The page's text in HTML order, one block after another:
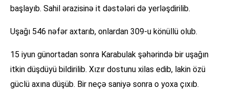
başlayıb. Sahil ərazisinə it dəstələri də yerləşdirilib.
Uşağı 546 nəfər axtarıb, onlardan 309-u könüllü olub.
15 iyun günortadan sonra Karabulak şəhərində bir uşağın
itkin düşdüyü bildirilib. Xızır dostunu xilas edib, lakin özü
güclü axına düşüb. Bir neçə saniyə sonra o yoxa çıxıb.